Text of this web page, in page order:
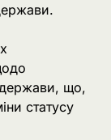
держави, що,
статусу